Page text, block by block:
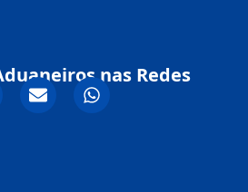
nas Redes